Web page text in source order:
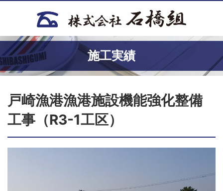
施工実績
戸崎漁港漁港施設機能強化整備
工事（R3-1工区）